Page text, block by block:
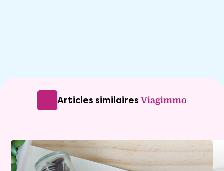
Articles similairesViagimmo